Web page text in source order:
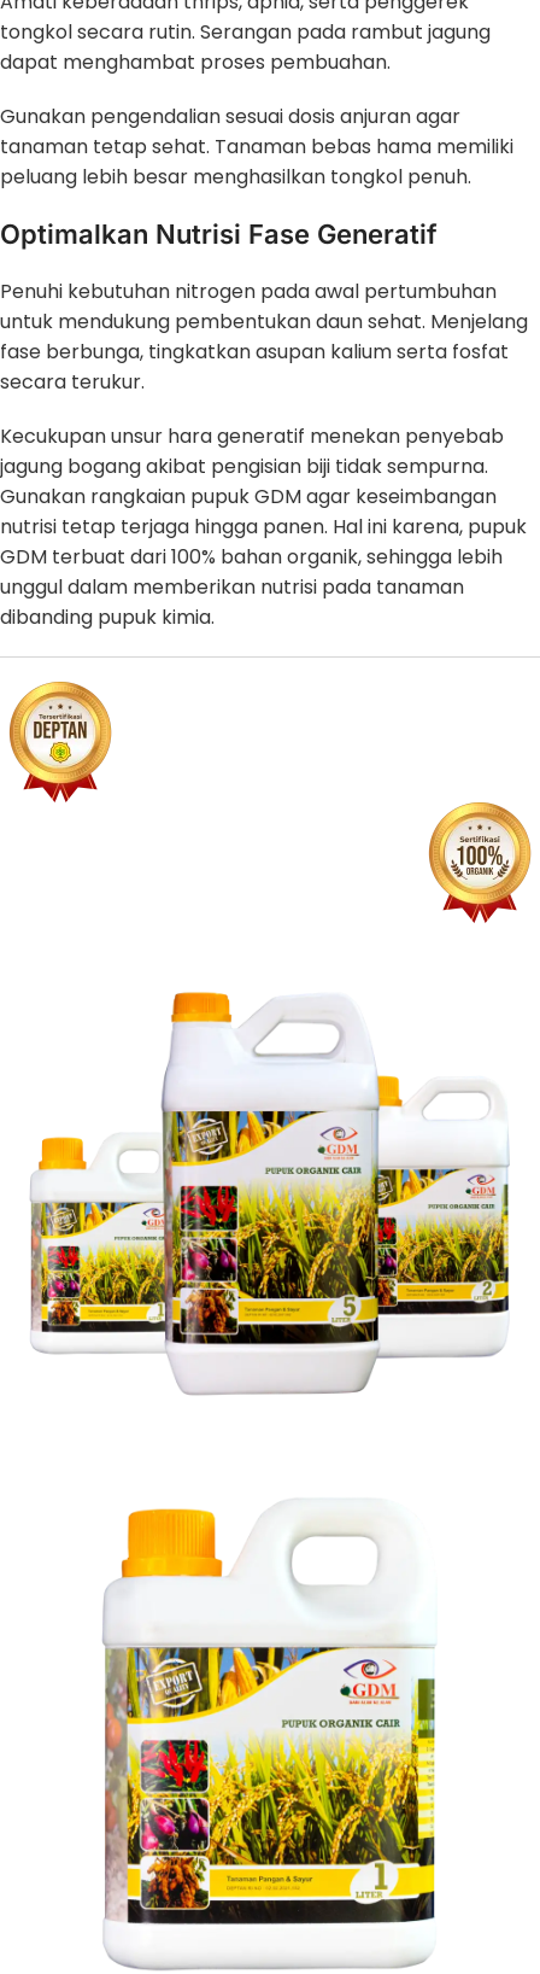
tongkol secara rutin. Serangan pada rambut jagung
dapat menghambat proses pembuahan.
Gunakan pengendalian sesuai dosis anjuran agar
tanaman tetap sehat. Tanaman bebas hama memiliki
peluang lebih besar menghasilkan tongkol penuh.
Optimalkan Nutrisi Fase Generatif
Penuhi kebutuhan nitrogen pada awal pertumbuhan
untuk mendukung pembentukan daun sehat. Menjelang
fase berbunga, tingkatkan asupan kalium serta fosfat
secara terukur.
Kecukupan unsur hara generatif menekan penyebab
jagung bogang akibat pengisian biji tidak sempurna.
Gunakan rangkaian pupuk GDM agar keseimbangan
nutrisi tetap terjaga hingga panen. Hal ini karena, pupuk
GDM terbuat dari 100% bahan organik, sehingga lebih
unggul dalam memberikan nutrisi pada tanaman
dibanding pupuk kimia.